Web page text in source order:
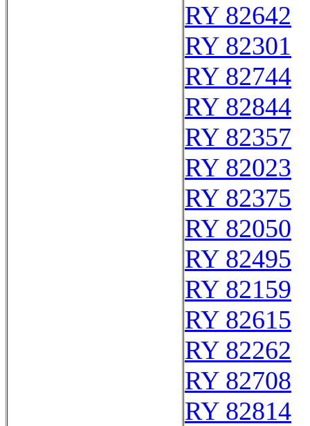
RY 82642
RY 82301
RY 82744
RY 82844
RY 82357
RY 82023
RY 82375
RY 82050
RY 82495
RY 82159
RY 82615
RY 82262
RY 82708
RY 82814